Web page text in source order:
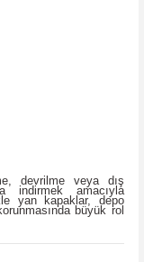
devrilme veya dış
indirmek amacıyla
yan kapaklar, depo
büyük rol